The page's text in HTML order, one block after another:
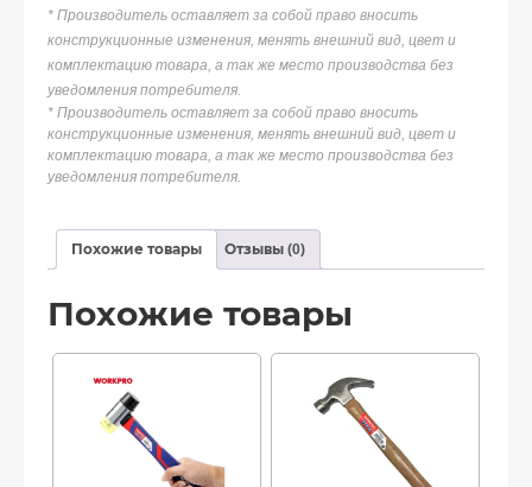
* Производитель оставляет за собой право вносить
конструкционные изменения, менять внешний вид, цвет и
комплектацию товара, а так же место производства без
уведомления потребителя.
* Производитель оставляет за собой право вносить
конструкционные изменения, менять внешний вид, цвет и
комплектацию товара, а так же место производства без
уведомления потребителя.
Похожие товары Отзывы (0)
Похожие товары